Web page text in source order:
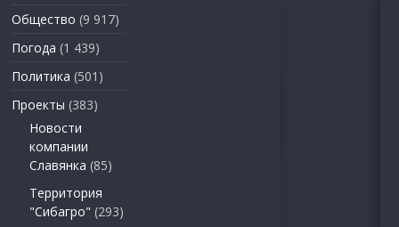
Общество (9 917)
Погода (1 439)
Политика (501)
Проекты (383)
Новости
компании
Славянка (85)
Территория
"Сибагро" (293)